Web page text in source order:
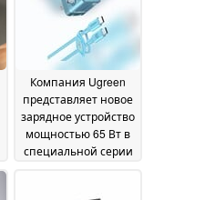
30 June 2026
Компания Ugreen
представляет новое
зарядное устройство
мощностью 65 Вт в
специальной серии